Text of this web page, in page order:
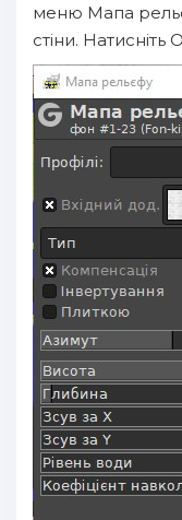
меню Мапа
стіни. Натисніть